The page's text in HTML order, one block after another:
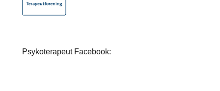
Psykoterapeut Facebook: